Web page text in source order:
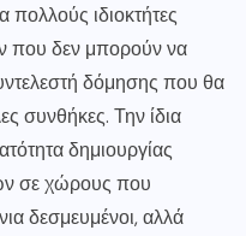
πολλούς ιδιοκτήτες
που δεν μπορούν να
δόμησης που θα
συνθήκες. Την ίδια
δημιουργίας
σε χώρους που
δεσμευμένοι, αλλά